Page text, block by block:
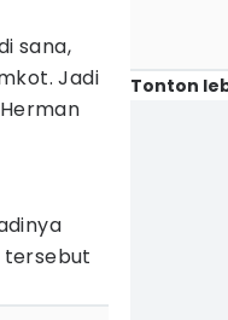
sana,
Jadi
tersebut
Tonton